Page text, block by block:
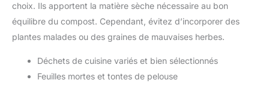
choix. Ils apportent la matière sèche nécessaire au bon
équilibre du compost. Cependant, évitez d’incorporer des
plantes malades ou des graines de mauvaises herbes.
Déchets de cuisine variés et bien sélectionnés
Feuilles mortes et tontes de pelouse